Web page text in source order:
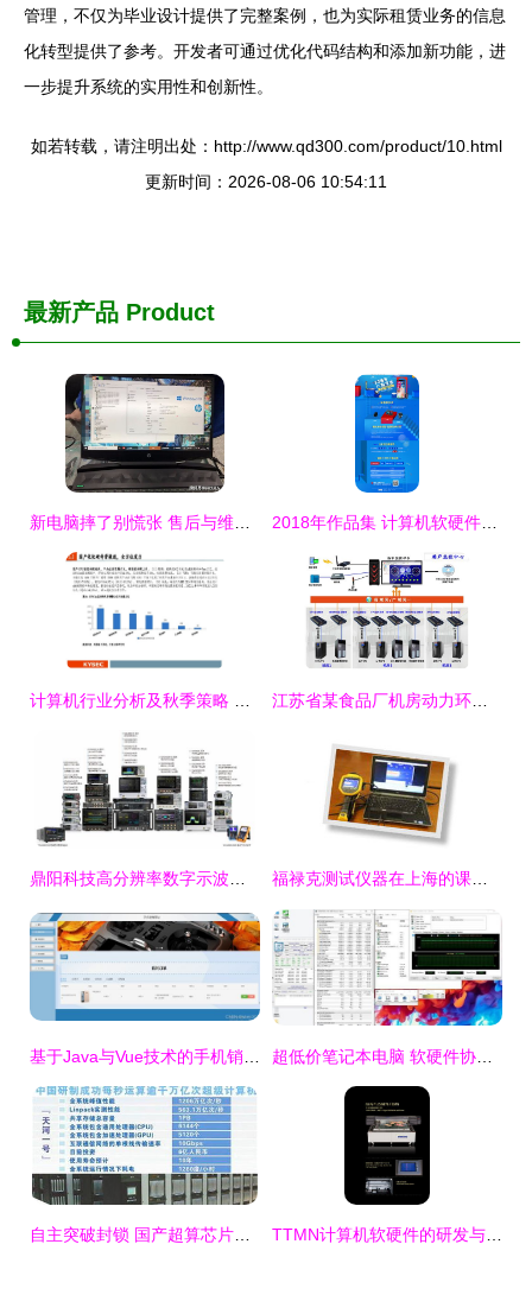
管理，不仅为毕业设计提供了完整案例，也为实际租赁业务的信息
化转型提供了参考。开发者可通过优化代码结构和添加新功能，进
一步提升系统的实用性和创新性。
如若转载，请注明出处：http://www.qd300.com/product/10.html
更新时间：2026-08-06 10:54:11
最新产品 Product